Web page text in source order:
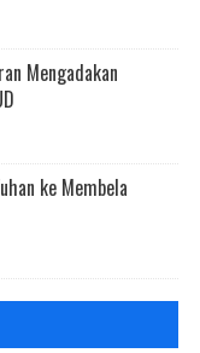
Mengadakan
ke Membela